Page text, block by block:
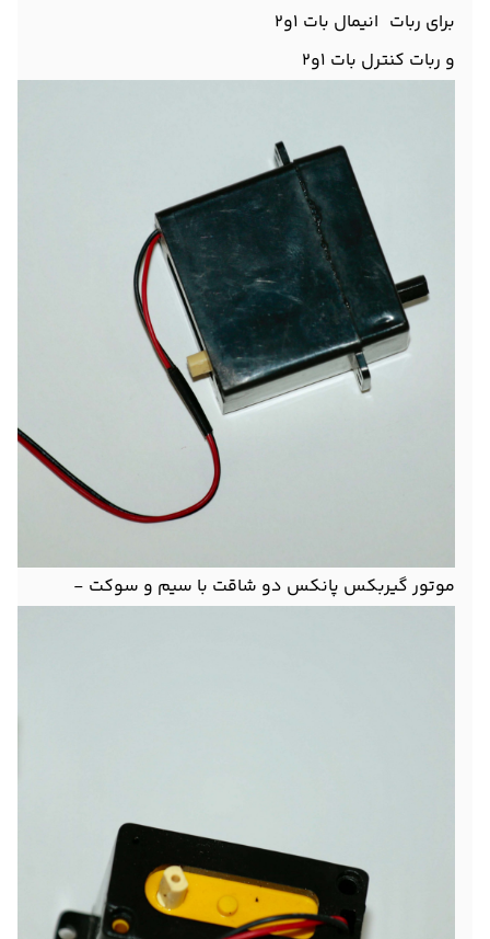
برای ربات انیمال بات 1و2
و ربات کنترل بات 1و2
موتور گیربکس پانکس دو شاقت با سیم و سوکت -